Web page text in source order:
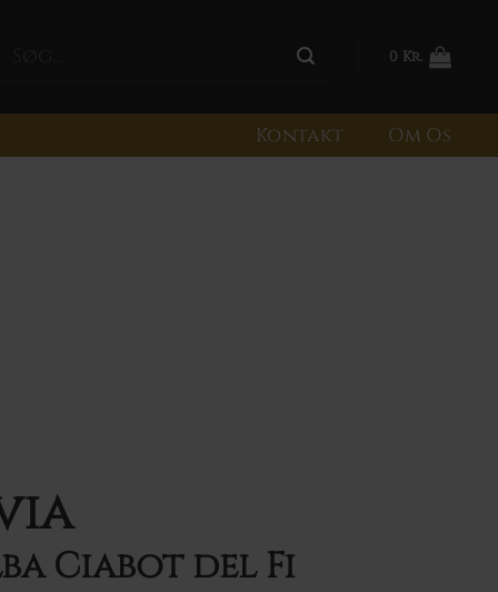
0 Kr.
Kontakt Om Os
Ciabot del Fi